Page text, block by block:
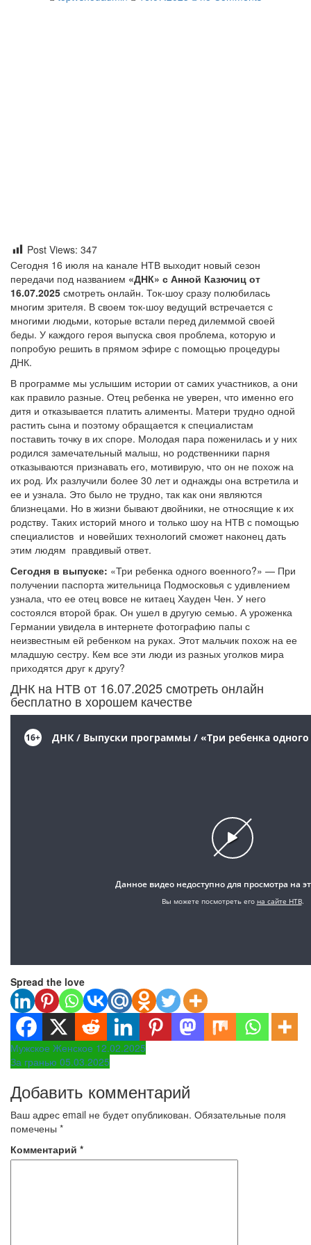
Post Views: 347
Сегодня 16 июля на канале НТВ выходит новый сезон
передачи под названием «ДНК» с Анной Казючиц от
16.07.2025 смотреть онлайн. Ток-шоу сразу полюбилась
многим зрителя. В своем ток-шоу ведущий встречается с
многими людьми, которые встали перед дилеммой своей
беды. У каждого героя выпуска своя проблема, которую и
попробую решить в прямом эфире с помощью процедуры
ДНК.
В программе мы услышим истории от самих участников, а они
как правило разные. Отец ребенка не уверен, что именно его
дитя и отказывается платить алименты. Матери трудно одной
растить сына и поэтому обращается к специалистам
поставить точку в их споре. Молодая пара поженилась и у них
родился замечательный малыш, но родственники парня
отказываются признавать его, мотивирую, что он не похож на
их род. Их разлучили более 30 лет и однажды она встретила и
ее и узнала. Это было не трудно, так как они являются
близнецами. Но в жизни бывают двойники, не относящие к их
родству. Таких историй много и только шоу на НТВ с помощью
специалистов и новейших технологий сможет наконец дать
этим людям правдивый ответ.
Сегодня в выпуске: «Три ребенка одного военного?» — При
получении паспорта жительница Подмосковья с удивлением
узнала, что ее отец вовсе не китаец Хауден Чен. У него
состоялся второй брак. Он ушел в другую семью. А уроженка
Германии увидела в интернете фотографию папы с
неизвестным ей ребенком на руках. Этот мальчик похож на ее
младшую сестру. Кем все эти люди из разных уголков мира
приходятся друг к другу?
ДНК на НТВ от 16.07.2025 смотреть онлайн
бесплатно в хорошем качестве
Spread the love
Навигация
по
записям
Мужское Женское 12.02.2025
За гранью 05.03.2025
Добавить комментарий
Ваш адрес email не будет опубликован. Обязательные поля
помечены *
Комментарий *